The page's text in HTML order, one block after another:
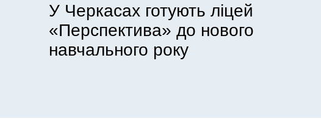
У Черкасах готують ліцей
«Перспектива» до нового
навчального року